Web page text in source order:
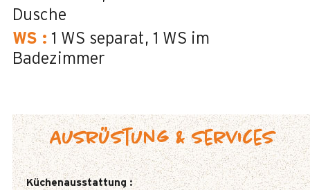
Dusche
WS : 1 WS separat 1 WS im
Badezimmer
Ausrüstung & Services
Küchenausstattung :